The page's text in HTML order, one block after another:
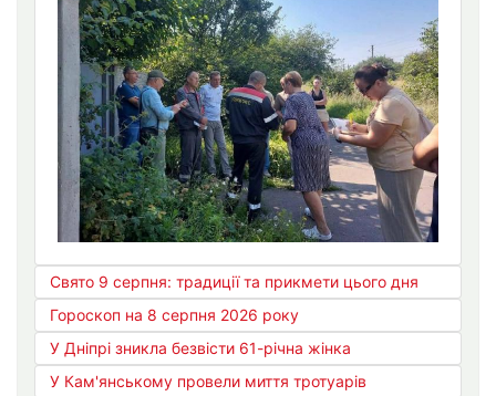
Свято 9 серпня: традиції та прикмети цього дня
Гороскоп на 8 серпня 2026 року
У Дніпрі зникла безвісти 61-річна жінка
У Кам'янському провели миття тротуарів